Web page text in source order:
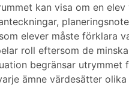
kan visa om en
elever måste förklara
roll eftersom de
begränsar utrymmet
ämne värdesätter